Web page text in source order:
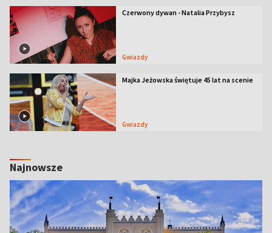
Czerwony dywan - Natalia Przybysz
Gwiazdy
Majka Jeżowska świętuje 45 lat na scenie
Gwiazdy
Najnowsze